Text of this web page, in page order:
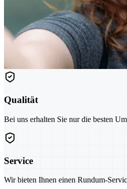
Qualität
Bei uns erhalten Sie nur die besten
Service
Wir bieten Ihnen einen Rundum-